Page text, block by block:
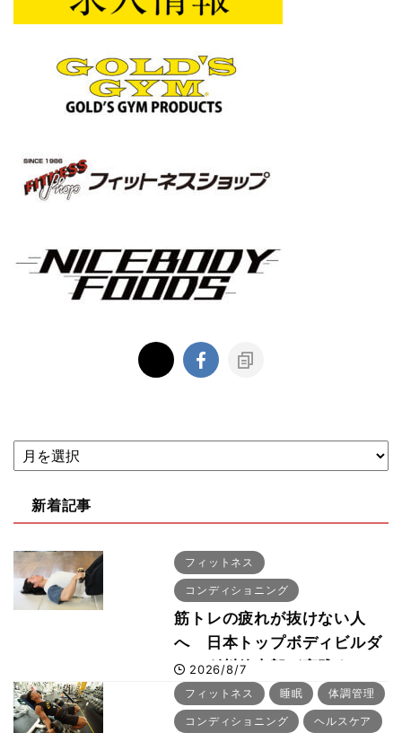
新着記事
フィットネス
コンディショニング
筋トレの疲れが抜けない人
へ 日本トップボディビルダ
ー・刈川啓志郎が実践する
「回復習慣」
2026/8/7
フィットネス 睡眠 体調管理
コンディショニング ヘルスケア